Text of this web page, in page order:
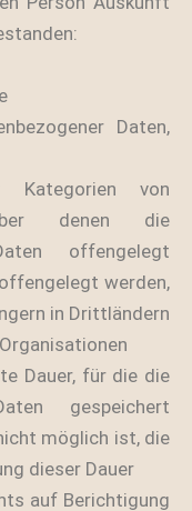
Daten,
Kategorien von
denen die
offengelegt
werden,
in Drittländern
Dauer, für die die
gespeichert
möglich ist, die
dieser Dauer
auf Berichtigung